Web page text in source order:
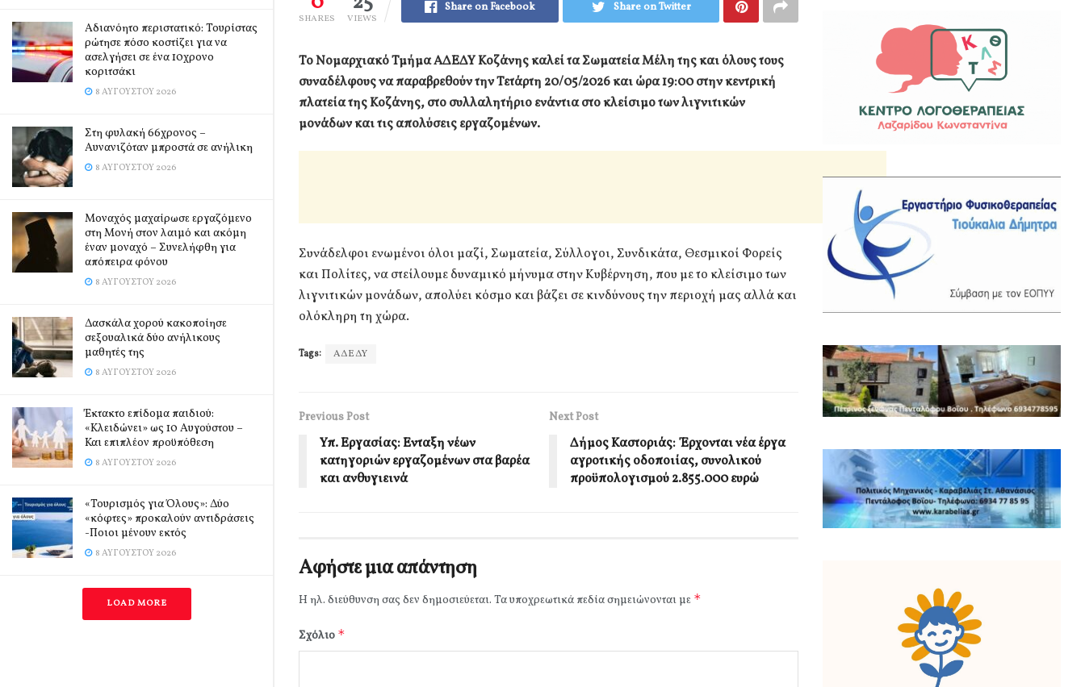
Αδιανόητο περιστατικό: Τουρίστας
ρώτησε πόσο κοστίζει για να
ασελγήσει σε ένα 10χρονο
κοριτσάκι
8 ΑΥΓΟΎΣΤΟΥ 2026
Στη φυλακή 66χρονος –
Αυνανιζόταν μπροστά σε ανήλικη
8 ΑΥΓΟΎΣΤΟΥ 2026
Μοναχός μαχαίρωσε εργαζόμενο
στη Μονή στον λαιμό και ακόμη
έναν μοναχό – Συνελήφθη για
απόπειρα φόνου
8 ΑΥΓΟΎΣΤΟΥ 2026
Δασκάλα χορού κακοποίησε
σεξουαλικά δύο ανήλικους
μαθητές της
8 ΑΥΓΟΎΣΤΟΥ 2026
Έκτακτο επίδομα παιδιού:
«Κλειδώνει» ως 10 Αυγούστου –
Και επιπλέον προϋπόθεση
8 ΑΥΓΟΎΣΤΟΥ 2026
«Τουρισμός για Όλους»: Δύο
«κόφτες» προκαλούν αντιδράσεις
-Ποιοι μένουν εκτός
8 ΑΥΓΟΎΣΤΟΥ 2026
LOAD MORE
SHARES VIEWS
Share on Facebook Share on Twitter
Το Νομαρχιακό Τμήμα ΑΔΕΔΥ Κοζάνης καλεί τα Σωματεία Μέλη της και όλους τους
συναδέλφους να παραβρεθούν την Τετάρτη 20/05/2026 και ώρα 19:00 στην κεντρική
πλατεία της Κοζάνης, στο συλλαλητήριο ενάντια στο κλείσιμο των λιγνιτικών
μονάδων και τις απολύσεις εργαζομένων.
Συνάδελφοι ενωμένοι όλοι μαζί, Σωματεία, Σύλλογοι, Συνδικάτα, Θεσμικοί Φορείς
και Πολίτες, να στείλουμε δυναμικό μήνυμα στην Κυβέρνηση, που με το κλείσιμο των
λιγνιτικών μονάδων, απολύει κόσμο και βάζει σε κινδύνους την περιοχή μας αλλά και
ολόκληρη τη χώρα.
Tags: ΑΔΕΔΥ
Previous Post
Υπ. Εργασίας: Ενταξη νέων
κατηγοριών εργαζομένων στα βαρέα
και ανθυγιεινά
Next Post
Δήμος Καστοριάς: Έρχονται νέα έργα
αγροτικής οδοποιίας, συνολικού
προϋπολογισμού 2.855.000 ευρώ
Αφήστε μια απάντηση
Η ηλ. διεύθυνση σας δεν δημοσιεύεται. Τα υποχρεωτικά πεδία σημειώνονται με *
Σχόλιο *